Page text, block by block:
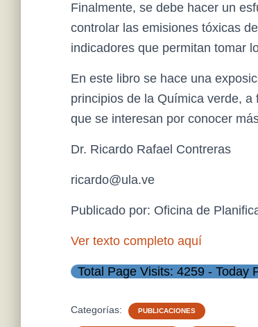
Finalmente, se debe hacer un
controlar las emisiones tóxicas
indicadores que permitan tomar
En este libro se hace una
principios de la Química verde,
que se interesan por conocer
Dr. Ricardo Rafael Contreras
ricardo@ula.ve
Publicado por: Oficina de
Ver texto completo aquí
Total Page Visits: 4259 - Today
Categorías: PUBLICACIONES